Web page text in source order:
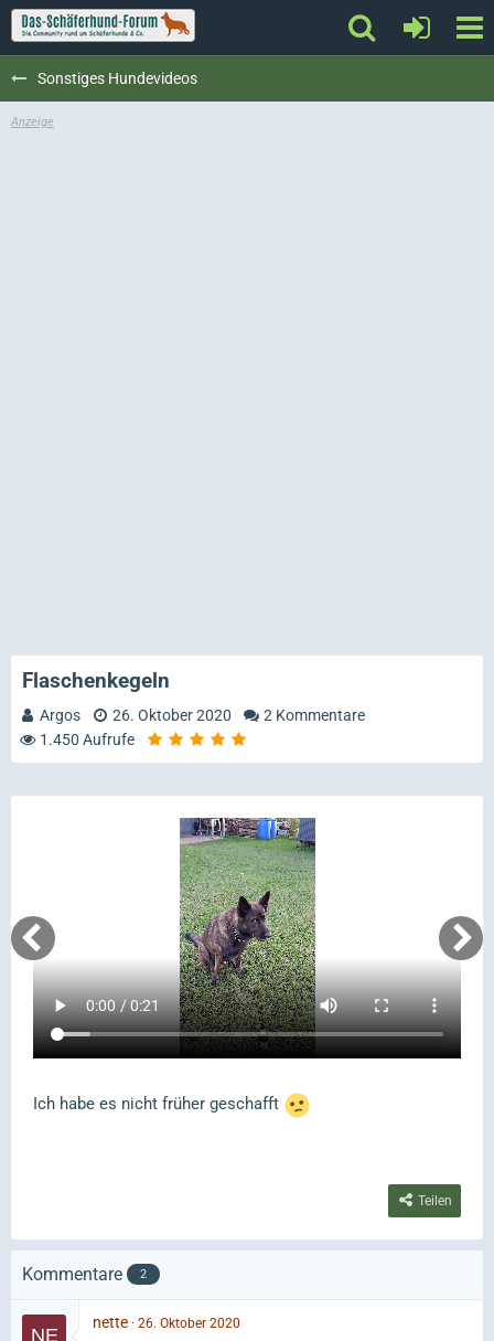
Sonstiges Hundevideos
Flaschenkegeln
Argos 26. Oktober 2020
2 Kommentare
1.450 Aufrufe
Ich habe es nicht früher geschafft
Teilen
Kommentare 2
nette 26. Oktober 2020